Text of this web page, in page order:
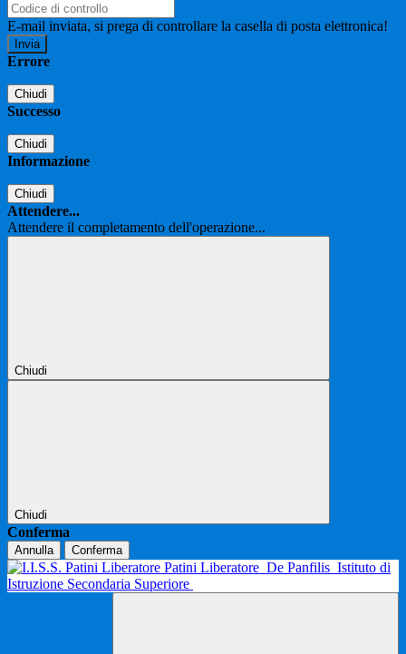
E-mail inviata, si prega di controllare la casella di posta elettronica!
Errore
Chiudi
Successo
Chiudi
Informazione
Chiudi
Attendere...
Attendere il completamento dell'operazione...
Chiudi
Chiudi
Conferma
Annulla Conferma
Patini Liberatore De Panfilis Istituto di
Istruzione Secondaria Superiore